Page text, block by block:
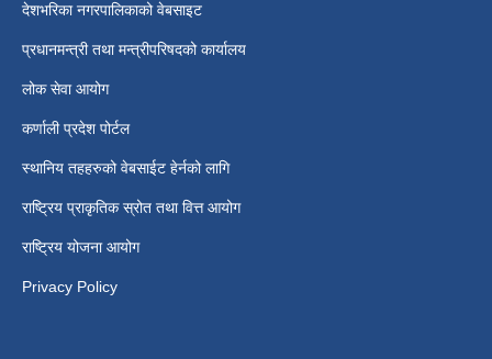
देशभरिका नगरपालिकाको वेबसाइट
प्रधानमन्त्री तथा मन्त्रीपरिषदको कार्यालय
लोक सेवा आयोग
कर्णाली प्रदेश पोर्टल
स्थानिय तहहरुको वेबसाईट हेर्नको लागि
राष्ट्रिय प्राकृतिक स्रोत तथा वित्त आयोग
राष्ट्रिय योजना आयोग
Privacy Policy